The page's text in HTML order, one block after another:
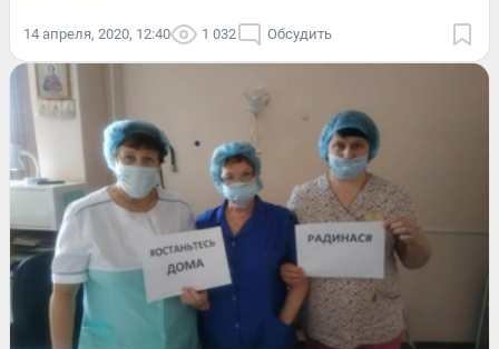
14 апреля, 2020, 12:40 1 032 Обсудить